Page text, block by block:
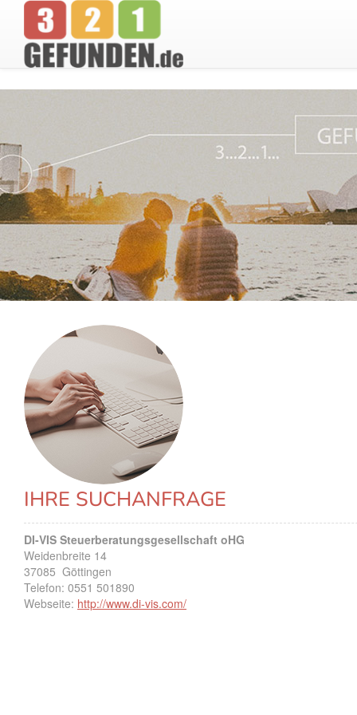
IHRE SUCHANFRAGE
DI-VIS Steuerberatungsgesellschaft oHG
Weidenbreite 14
37085 Göttingen
Telefon: 0551 501890
Webseite: http://www.di-vis.com/